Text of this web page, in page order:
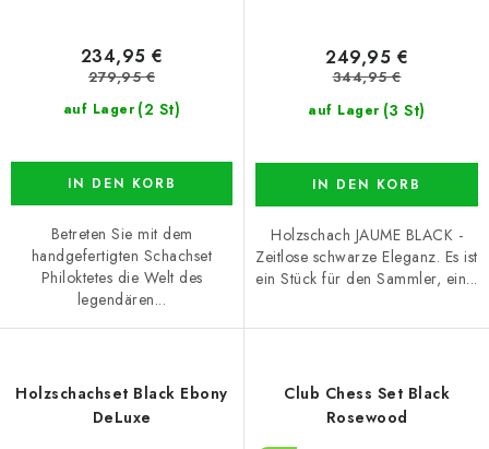
auf Lager (2 St)
234,95 €
279,95 €
IN DEN KORB
Betreten Sie mit dem
handgefertigten Schachset
Philoktetes die Welt des
legendären...
auf Lager (3 St)
249,95 €
344,95 €
IN DEN KORB
Holzschach JAUME BLACK -
Zeitlose schwarze Eleganz. Es ist
ein Stück für den Sammler, ein...
Holzschachset Black Ebony
DeLuxe
Club Chess Set Black
Rosewood